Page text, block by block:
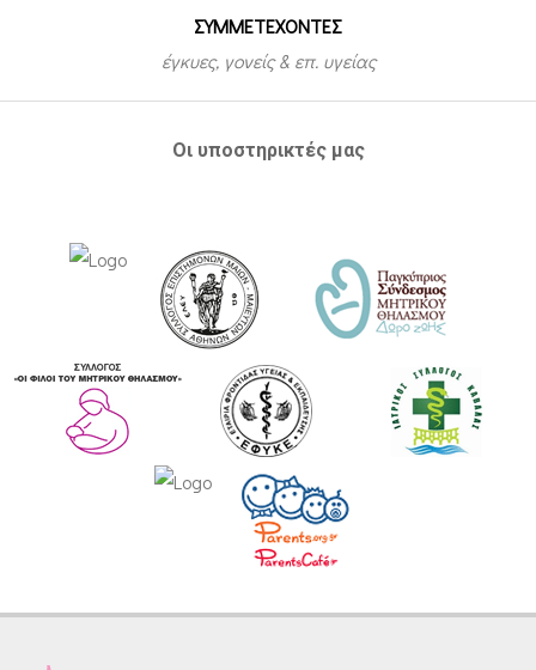
ΣΥΜΜΕΤEΧΟΝΤΕΣ
έγκυες, γονείς & επ. υγείας
Οι υποστηρικτές μας